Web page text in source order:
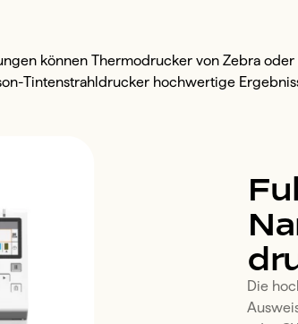
können Thermodrucker von Zebra
Tintenstrahldrucker hochwertige
Die